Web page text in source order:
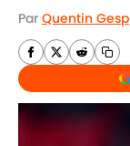
Par Quentin Gesp